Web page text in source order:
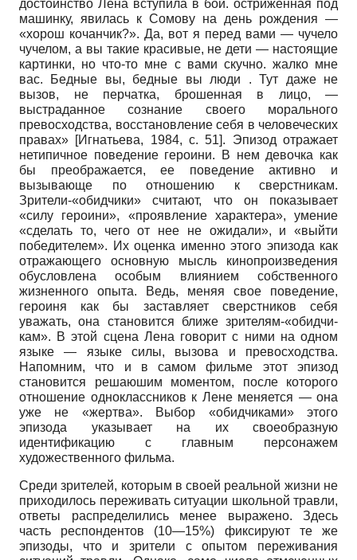
достоинство Лена вступила в бой. остриженная под
машинку, явилась к Сомову на день рождения —
«хорош кочанчик?». Да, вот я перед вами — чучело
чучелом, а вы такие красивые, не дети — настоящие
картинки, но что-то мне с вами скучно. жалко мне
вас. Бедные вы, бедные вы люди . Тут даже не
вызов, не перчатка, брошенная в лицо, —
выстраданное сознание своего морального
превосходства, восстановление себя в человеческих
правах» [Игнатьева, 1984, с. 51]. Эпизод отражает
нетипичное поведение героини. В нем девочка как
бы преображается, ее поведение активно и
вызывающе по отношению к сверстникам.
Зрители-«обидчики» считают, что он показывает
«силу героини», «проявление характера», умение
«сделать то, чего от нее не ожидали», и «выйти
победителем». Их оценка именно этого эпизода как
отражающего основную мысль кинопроизведения
обусловлена особым влиянием собственного
жизненного опыта. Ведь, меняя свое поведение,
героиня как бы заставляет сверстников себя
уважать, она становится ближе зрителям-«обидчи-
кам». В этой сцена Лена говорит с ними на одном
языке — языке силы, вызова и превосходства.
Напомним, что и в самом фильме этот эпизод
становится решаюшим моментом, после которого
отношение одноклассников к Лене меняется — она
уже не «жертва». Выбор «обидчиками» этого
эпизода указывает на их своеобразную
идентификацию с главным персонажем
художественного фильма.
Среди зрителей, которым в своей реальной жизни не
приходилось переживать ситуации школьной травли,
ответы распределились менее выражено. Здесь
часть респондентов (10—15%) фиксируют те же
эпизоды, что и зрители с опытом переживания